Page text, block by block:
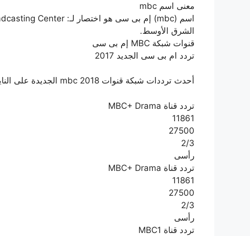
معنى اسم mbc
الشرق الأوسط.
قنوات شبكة MBC إم بى سى
تردد ام بى سى الجديد 2017
أحدث ترددات شبكة قنوات mbc 2018 الجديدة على النايل سات
تردد قناة MBC+ Drama
11861
27500
2/3
رأسى
تردد قناة MBC+ Drama
11861
27500
2/3
رأسى
تردد قناة MBC1